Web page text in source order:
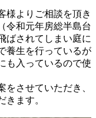
様よりご相談を頂き
令和元年房総半島台
ばされてしまい庭に
養生を行っているが
も入っているので使
させていただき、
きます。